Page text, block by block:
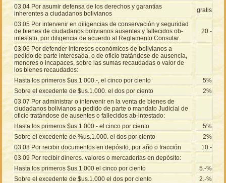
03.04 Por asumir defensa de los derechos y garantías
inherentes a ciudadanos bolivianos
gratis
03.05 Por intervenir en diligencias de conservación y seguridad
de bienes de ciudadanos bolivianos ausentes y fallecidos ob-
intestato, por diligencia de acuerdo al Reglamento Consular
20.-
03.06 Por defender intereses económicos de bolivianos a
pedido de parte interesada, o de oficio tratándose de ausencia,
menores o incapaces, sobre las sumas recaudadas o valor de
los bienes recaudados:
Hasta los primeros $us.1 000.-, el cinco por ciento
5%
Sobre el excedente de $us.1.000. el dos por ciento
2%
03.07 Por administrar o intervenir en la venta de bienes de
ciudadanos bolivianos a pedido de parte o mandato Judicial de
oficio tratándose de ausentes o fallecidos ab-intestado:
Hasta los primeros $us.1.000.- el cinco por ciento
5%
Sobre el excedente de %us.1.000. el dos por ciento
2%
03.08 Por recibir documentos en depósito, por año o fracción
10.-
03.09 Por recibir dineros. valores o mercaderías en depósito:
Hasta los primeros $us.1.000 el cinco por ciento
5.-%
Sobre el excedente de $us.1.000 el dos por ciento
2.-%